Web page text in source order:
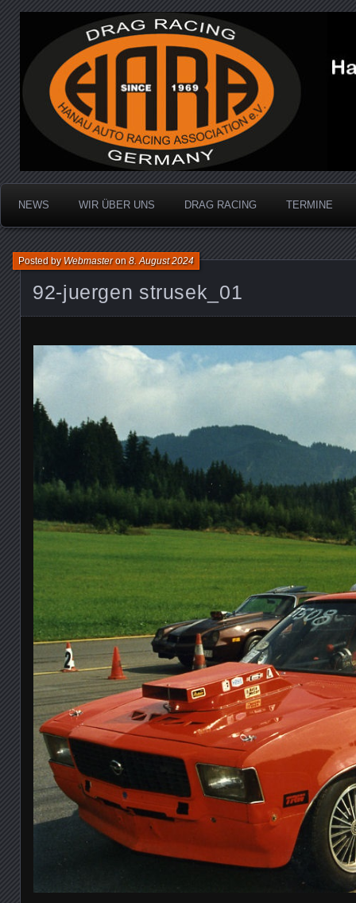
Hanau Auto Racing
Dragracing auf der 1/4 Meile
NEWS WIR ÜBER UNS DRAG RACING TERMINE
92-juergen strusek_01
Posted byWebmasteron8. August 2024